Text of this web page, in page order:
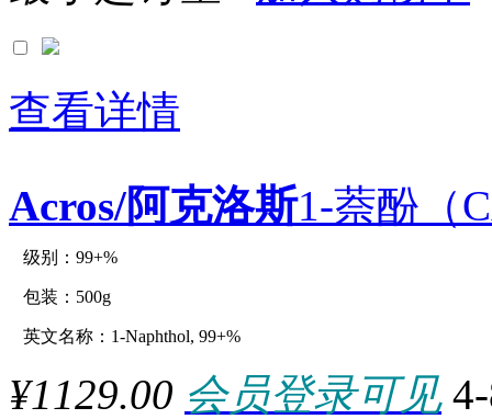
查看详情
Acros/阿克洛斯1-萘酚（
原厂型号：C12819-500g
参数：
级别：99+%
包装：500g
英文名称：1-Naphthol, 99+%
¥1129.00 会员登录可见